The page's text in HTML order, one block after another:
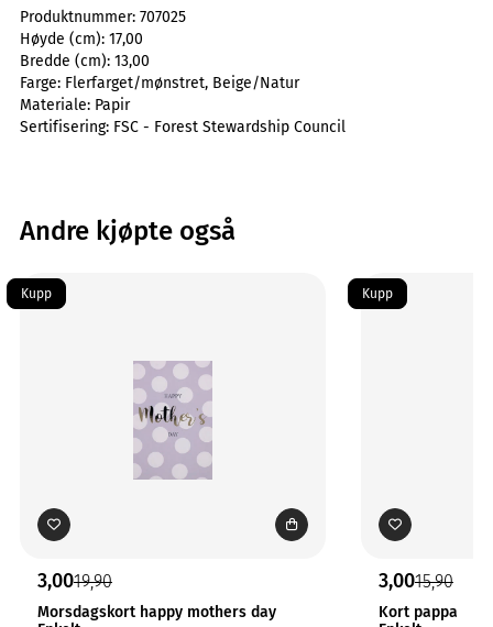
Produktnummer: 707025
Høyde (cm): 17,00
Bredde (cm): 13,00
Farge: Flerfarget/mønstret, Beige/Natur
Materiale: Papir
Sertifisering: FSC - Forest Stewardship Council
Andre kjøpte også
Kupp
3,0019,90
Morsdagskort happy mothers day
Kupp
3,0015,90
Kort pappa